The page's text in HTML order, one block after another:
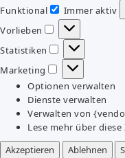
Funktional
Funktional
Immer aktiv
Vorlieben
Vorlieben
Statistiken
Statistiken
Marketing
Marketing
Optionen verwalten
Dienste verwalten
Verwalten von
Lese mehr über diese
Akzeptieren
Ablehnen